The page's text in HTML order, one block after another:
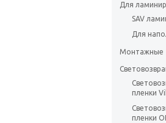
Для
SAV
Для
Монтажные
пленки
пленки